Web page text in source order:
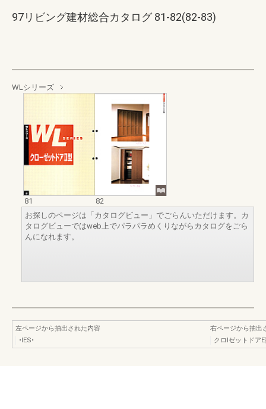
97リビング建材総合カタログ 81-82(82-83)
WLシリーズ
81
82
お探しのページは「カタログビュー」でごらんいただけます。カ
タログビューではweb上でパラパラめくりながらカタログをごら
んになれます。
左ページから抽出された内容
•IES•
右ページから抽出
クロlゼットドア